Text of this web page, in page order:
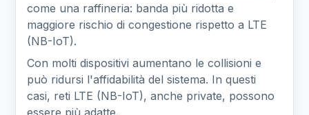
come una raffineria: banda più ridotta e
maggiore rischio di congestione rispetto a LTE
(NB-IoT).
Con molti dispositivi aumentano le collisioni e
può ridursi l'affidabilità del sistema. In questi
casi, reti LTE (NB-IoT), anche private, possono